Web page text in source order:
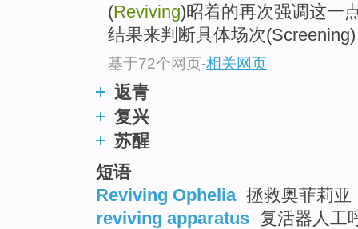
(Reviving)昭着的再次强调这一
结果来判断具体场次
基于72个网页-相关网页
返青
复兴
苏醒
短语
Reviving Ophelia 拯救奥菲莉亚
reviving apparatus 复活器人工